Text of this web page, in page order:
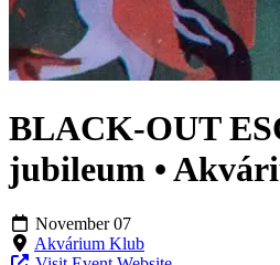
BLACK-OUT
jubileum •
November 07
Akvárium Klub